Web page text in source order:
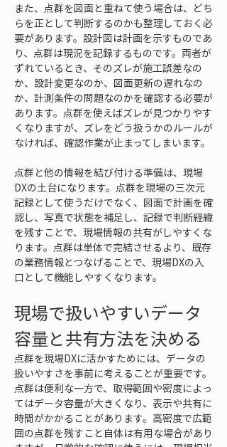
また、点群を図面と重ねて使う場合は、どち
らを正として判断するのかも整理しておく必
要があります。設計図は計画を示すものであ
り、点群は現況を記録するものです。両者が
ずれているとき、そのズレが施工誤差なの
か、設計変更なのか、図面更新の遅れなの
か、計測条件の問題なのかを確認する必要が
あります。点群を使えばズレが見つかりやす
くなりますが、ズレをどう扱うかのルールが
なければ、確認作業が止まってしまいます。
点群と他の情報を結び付ける準備は、現場
DXの土台になります。点群を現場の三次元
記録として使うだけでなく、図面で計画を確
認し、写真で状態を補足し、記録で判断経緯
を残すことで、現場情報の共有がしやすくな
ります。点群は単体で完結させるより、既存
の業務情報とつなげることで、現場DXの入
口として機能しやすくなります。
現場で扱いやすいデータ
容量と共有方法を決める
点群を現場DXに活かすためには、データの
扱いやすさを事前に考えることが重要です。
点群は便利な一方で、取得範囲や密度によっ
てはデータ容量が大きくなり、表示や共有に
時間がかかることがあります。高密度で広範
囲の点群を残すこと自体は有用な場合があり